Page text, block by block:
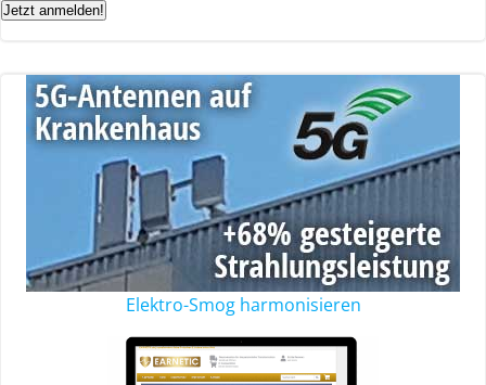
Jetzt anmelden!
Elektro-Smog harmonisieren